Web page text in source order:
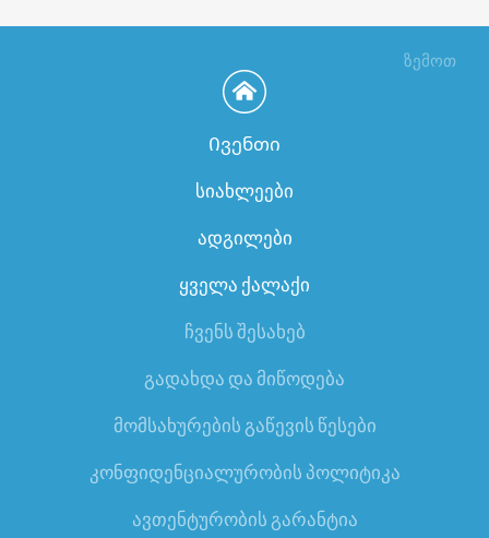
ზემოთ
Ივენთი
სიახლეები
ადგილები
ყველა ქალაქი
ჩვენს შესახებ
გადახდა და მიწოდება
მომსახურების გაწევის წესები
კონფიდენციალურობის პოლიტიკა
ავთენტურობის გარანტია